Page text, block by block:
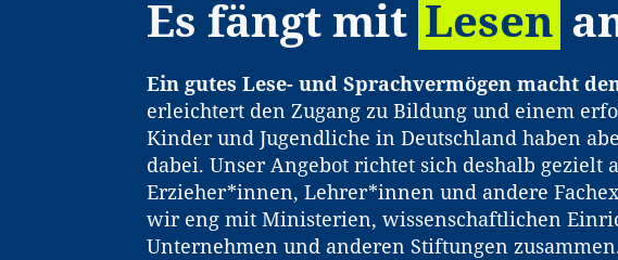
Es fängt mit Lesen
Ein gutes Lese- und Sprachvermögen macht
erleichtert den Zugang zu Bildung und einem
Kinder und Jugendliche in Deutschland haben
dabei. Unser Angebot richtet sich deshalb gezielt
Erzieher*innen, Lehrer*innen und andere
wir eng mit Ministerien, wissenschaftlichen
Unternehmen und anderen Stiftungen